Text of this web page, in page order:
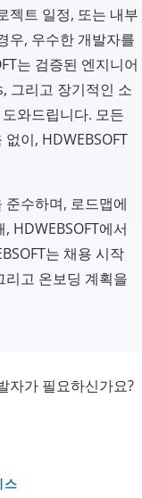
젝트 일정, 또는 내부
우, 우수한 개발자를
는 검증된 엔지니어
그리고 장기적인 소
와드립니다. 모든
이, HDWEBSOFT
수하며, 로드맵에
HDWEBSOFT에서
는 채용 시작
리고 온보딩 계획을
자가 필요하신가요?
스